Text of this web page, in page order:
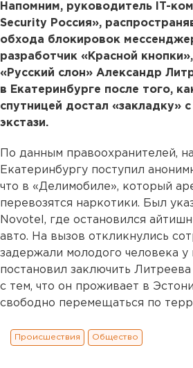
Напомним, руководитель IT-
Security Россия»,
обхода блокировок
разработчик «Красной
«Русский слон» Александр
в Екатеринбурге после того,
спутницей достал «закладку»
экстази.
По данным правоохранителей,
Екатеринбургу поступил
что в «Делимобиле», который
перевозятся наркотики. Был
Novotel, где остановился
авто. На вызов откликнулись
задержали молодого человека у
постановил заключить
с тем, что он проживает в
свободно перемещаться по
Происшествия Общество